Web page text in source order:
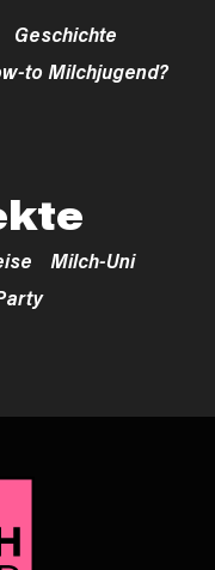
Geschichte
to Milchjugend?
Milch-Uni